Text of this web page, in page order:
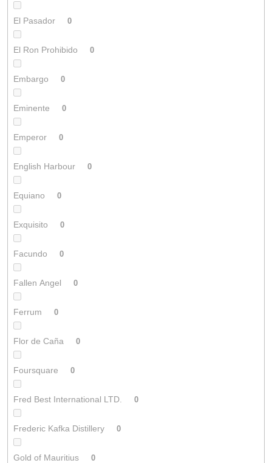
El Pasador 0
El Ron Prohibido 0
Embargo 0
Eminente 0
Emperor 0
English Harbour 0
Equiano 0
Exquisito 0
Facundo 0
Fallen Angel 0
Ferrum 0
Flor de Caña 0
Foursquare 0
Fred Best International LTD. 0
Frederic Kafka Distillery 0
Gold of Mauritius 0